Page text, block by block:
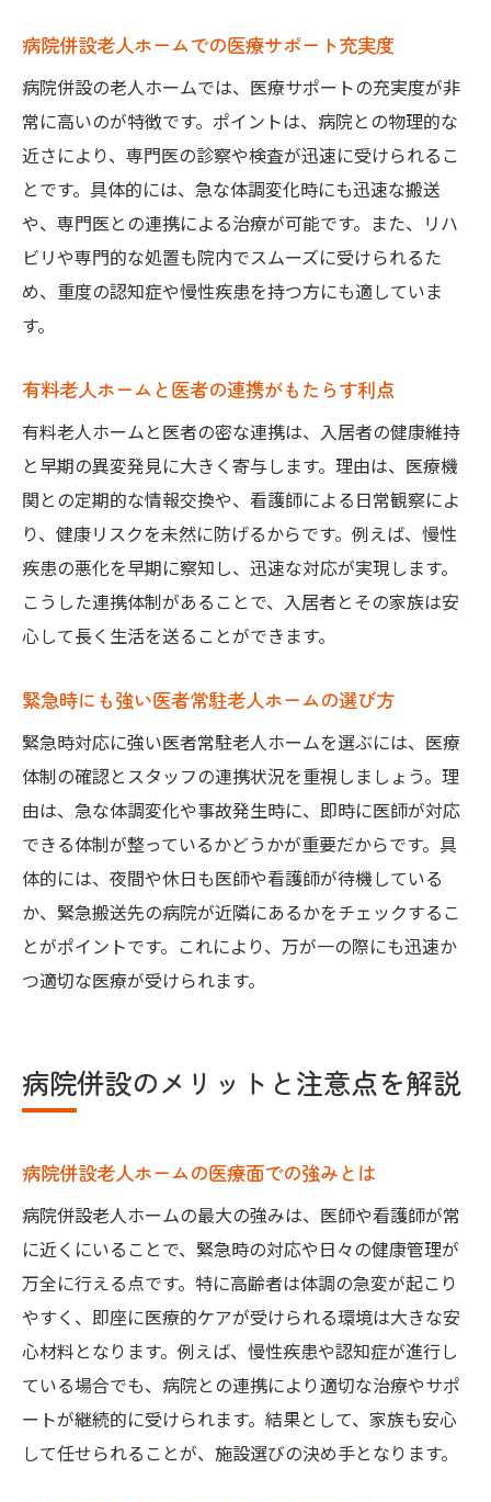
病院併設老人ホームでの医療サポート充実度
病院併設の老人ホームでは、医療サポートの充実度が非
常に高いのが特徴です。ポイントは、病院との物理的な
近さにより、専門医の診察や検査が迅速に受けられるこ
とです。具体的には、急な体調変化時にも迅速な搬送
や、専門医との連携による治療が可能です。また、リハ
ビリや専門的な処置も院内でスムーズに受けられるた
め、重度の認知症や慢性疾患を持つ方にも適していま
す。
有料老人ホームと医者の連携がもたらす利点
有料老人ホームと医者の密な連携は、入居者の健康維持
と早期の異変発見に大きく寄与します。理由は、医療機
関との定期的な情報交換や、看護師による日常観察によ
り、健康リスクを未然に防げるからです。例えば、慢性
疾患の悪化を早期に察知し、迅速な対応が実現します。
こうした連携体制があることで、入居者とその家族は安
心して長く生活を送ることができます。
緊急時にも強い医者常駐老人ホームの選び方
緊急時対応に強い医者常駐老人ホームを選ぶには、医療
体制の確認とスタッフの連携状況を重視しましょう。理
由は、急な体調変化や事故発生時に、即時に医師が対応
できる体制が整っているかどうかが重要だからです。具
体的には、夜間や休日も医師や看護師が待機している
か、緊急搬送先の病院が近隣にあるかをチェックするこ
とがポイントです。これにより、万が一の際にも迅速か
つ適切な医療が受けられます。
病院併設のメリットと注意点を解説
病院併設老人ホームの医療面での強みとは
病院併設老人ホームの最大の強みは、医師や看護師が常
に近くにいることで、緊急時の対応や日々の健康管理が
万全に行える点です。特に高齢者は体調の急変が起こり
やすく、即座に医療的ケアが受けられる環境は大きな安
心材料となります。例えば、慢性疾患や認知症が進行し
ている場合でも、病院との連携により適切な治療やサポ
ートが継続的に受けられます。結果として、家族も安心
して任せられることが、施設選びの決め手となります。